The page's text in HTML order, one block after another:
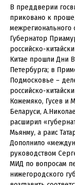
В преддверии
приковано к
межрегионального
Губернатор
российско-
Китае прошли Дни
Петербурга; в
Подмосковье –
российско-
Кожемяко, Гусев и
Беларуси,
расширил
Мьянму, а раис
Дополнило
руководством
МИД по вопросам
нижегородского